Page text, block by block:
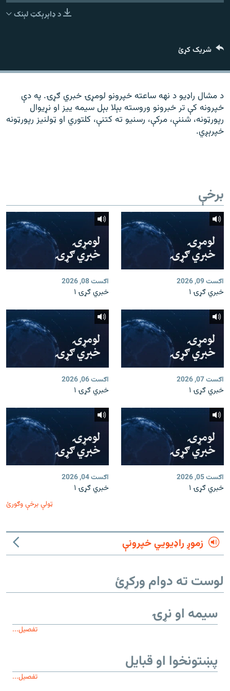
د ازادې اروپا راډیو ټولې ووبپاڼې
د ډاېرېکټ لېنک
شریک کړئ
د مشال راډیو د نهه ساعته خپرونو لومړۍ خبري ګړۍ. په دې
خپرونه کې تر خبرونو وروسته بېلا بېل سیمه ییز او نړیوال
رپورټونه، شننې، مرکې، رسنیو ته کتنې، کلتوري او ټولنیز رپورټونه
خپرېږي.
برخې
اګست 09, 2026
خبري ګړۍ ۱
اګست 08, 2026
خبري ګړۍ ۱
اګست 07, 2026
خبري ګړۍ ۱
اګست 06, 2026
خبري ګړۍ ۱
اګست 05, 2026
خبري ګړۍ ۱
اګست 04, 2026
خبري ګړۍ ۱
ټولې برخې وګورئ
زموږ راډیويي خپرونې
لوست ته دوام ورکړئ
سیمه او نړۍ
تفصیل...
پښتونخوا او قبایل
تفصیل...